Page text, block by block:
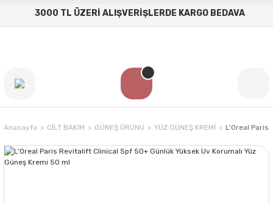
3000 TL ÜZERİ ALIŞVERİŞLERDE KARGO BEDAVA
Anasayfa CİLT BAKIM GÜNEŞ ÜRÜNÜ YÜZ GÜNEŞ KREMİ L'Oreal Paris